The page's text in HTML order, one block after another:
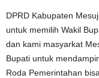
DPRD Kabupaten
untuk memilih Wakil
dan kami masyarkat
Bupati untuk
Roda Pemerintahan